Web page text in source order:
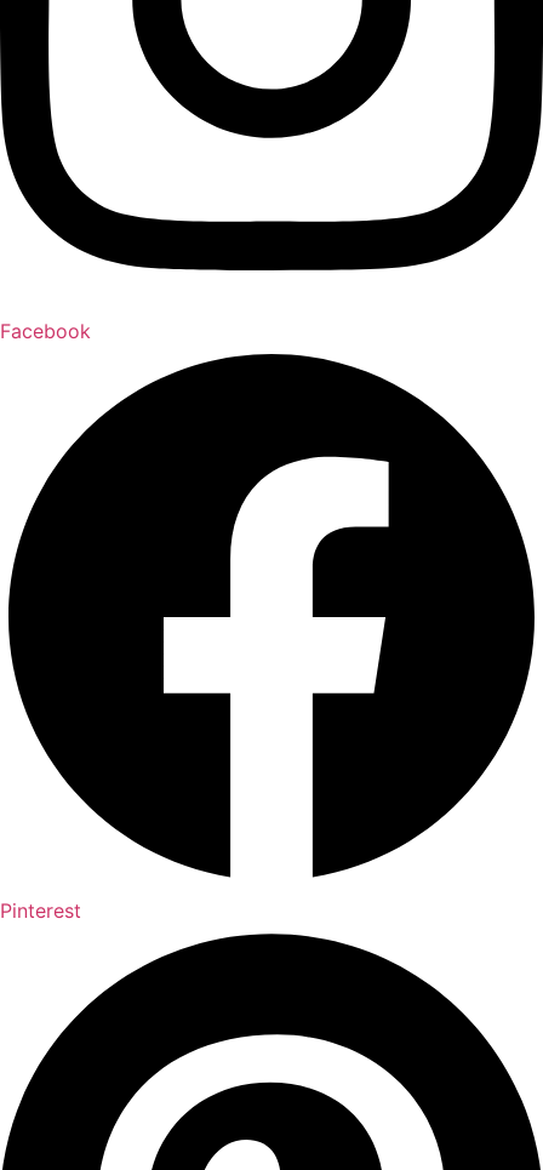
Facebook
Pinterest